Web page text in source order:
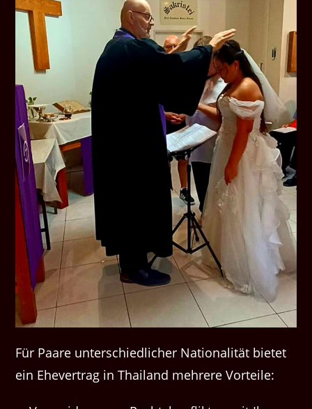
Für Paare unter­schiedlich­er Nation­al­ität bietet
ein Ehev­er­trag in Thai­land mehrere Vorteile: